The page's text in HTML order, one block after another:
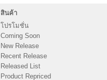
สินค้า
โปรโมชั่น
Coming Soon
New Release
Recent Release
Released List
Product Repriced